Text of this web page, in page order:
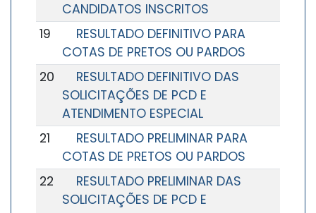
CANDIDATOS INSCRITOS
19
RESULTADO DEFINITIVO PARA
COTAS DE PRETOS OU PARDOS
20
RESULTADO DEFINITIVO DAS
SOLICITAÇÕES DE PCD E
ATENDIMENTO ESPECIAL
21
RESULTADO PRELIMINAR PARA
COTAS DE PRETOS OU PARDOS
22
RESULTADO PRELIMINAR DAS
SOLICITAÇÕES DE PCD E